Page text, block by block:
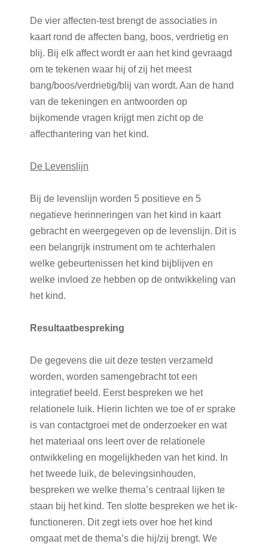
De vier affecten-test brengt de associaties in
kaart rond de affecten bang, boos, verdrietig en
blij. Bij elk affect wordt er aan het kind gevraagd
om te tekenen waar hij of zij het meest
bang/boos/verdrietig/blij van wordt. Aan de hand
van de tekeningen en antwoorden op
bijkomende vragen krijgt men zicht op de
affecthantering van het kind.
De Levenslijn
Bij de levenslijn worden 5 positieve en 5
negatieve herinneringen van het kind in kaart
gebracht en weergegeven op de levenslijn. Dit is
een belangrijk instrument om te achterhalen
welke gebeurtenissen het kind bijblijven en
welke invloed ze hebben op de ontwikkeling van
het kind.
Resultaatbespreking
De gegevens die uit deze testen verzameld
worden, worden samengebracht tot een
integratief beeld. Eerst bespreken we het
relationele luik. Hierin lichten we toe of er sprake
is van contactgroei met de onderzoeker en wat
het materiaal ons leert over de relationele
ontwikkeling en mogelijkheden van het kind. In
het tweede luik, de belevingsinhouden,
bespreken we welke thema’s centraal lijken te
staan bij het kind. Ten slotte bespreken we het ik-
functioneren. Dit zegt iets over hoe het kind
omgaat met de thema’s die hij/zij brengt. We